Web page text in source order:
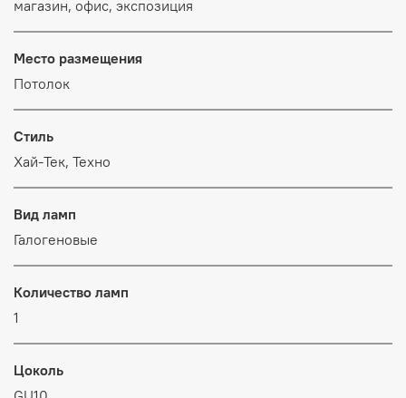
магазин, офис, экспозиция
Место размещения
Потолок
Стиль
Хай-Тек, Техно
Вид ламп
Галогеновые
Количество ламп
1
Цоколь